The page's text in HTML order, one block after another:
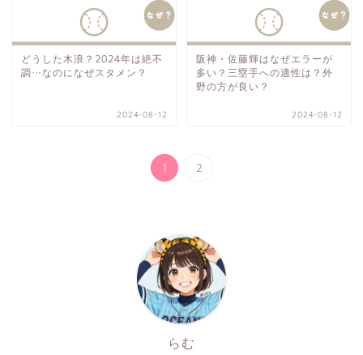
どうした木浪？2024年は絶不
調…なのになぜスタメン？
2024-08-12
阪神・佐藤輝はなぜエラーが
多い？三塁手への適性は？外
野の方が良い？
2024-08-12
1 2
らむ